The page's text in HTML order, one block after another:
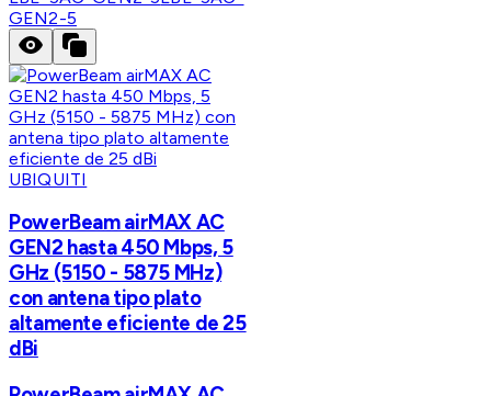
GEN2-5
UBIQUITI
PowerBeam airMAX AC
GEN2 hasta 450 Mbps, 5
GHz (5150 - 5875 MHz)
con antena tipo plato
altamente eficiente de 25
dBi